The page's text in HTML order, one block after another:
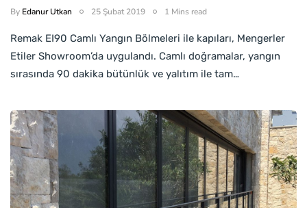
By Edanur Utkan 25 Şubat 2019 1 Mins read
Remak EI90 Camlı Yangın Bölmeleri ile kapıları, Mengerler
Etiler Showroom’da uygulandı. Camlı doğramalar, yangın
sırasında 90 dakika bütünlük ve yalıtım ile tam…